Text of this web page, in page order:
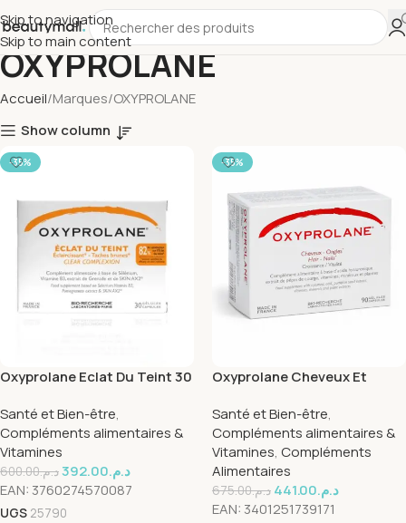
Skip to navigation
Skip to main content
OXYPROLANE
Accueil Marques OXYPROLANE
Show column
-35%
Oxyprolane Eclat Du Teint 30
Santé et Bien-être,
Compléments alimentaires &
Vitamines
د.م.600.00 د.م.392.00
EAN: 3760274570087
UGS 25790
-35%
Oxyprolane Cheveux Et
Santé et Bien-être,
Compléments alimentaires &
Vitamines, Compléments
Alimentaires
د.م.675.00 د.م.441.00
EAN: 3401251739171